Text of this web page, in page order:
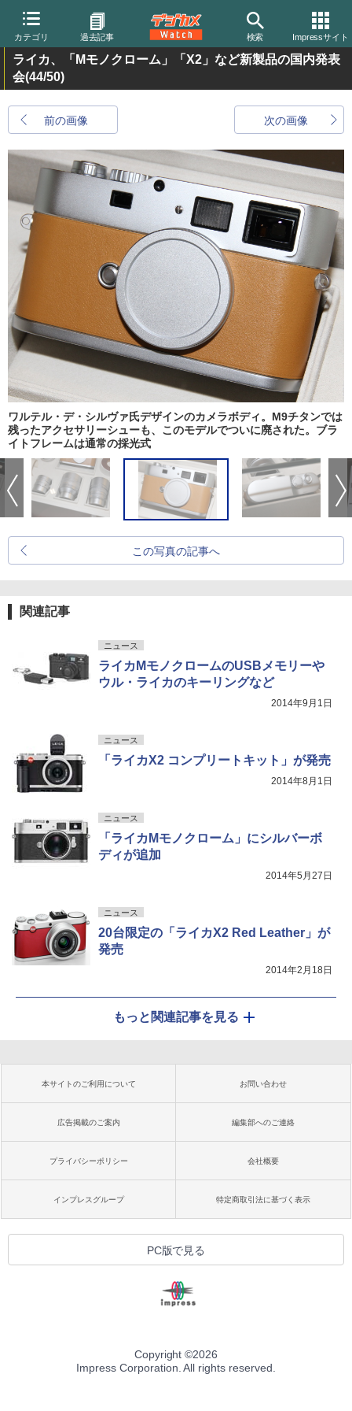
カテゴリ 過去記事 検索 Impressサイト
ライカ、「Mモノクローム」「X2」など新製品の国内発表
会(44/50)
前の画像 次の画像
ワルテル・デ・シルヴァ氏デザインのカメラボディ。M9チタンでは
残ったアクセサリーシューも、このモデルでついに廃された。ブラ
イトフレームは通常の採光式
この写真の記事へ
関連記事
ニュース
ライカMモノクロームのUSBメモリーや
ウル・ライカのキーリングなど
2014年9月1日
ニュース
「ライカX2 コンプリートキット」が発売
2014年8月1日
ニュース
「ライカMモノクローム」にシルバーボ
ディが追加
2014年5月27日
ニュース
20台限定の「ライカX2 Red Leather」が
発売
2014年2月18日
もっと関連記事を見る
本サイトのご利用について お問い合わせ
広告掲載のご案内 編集部へのご連絡
プライバシーポリシー 会社概要
インプレスグループ 特定商取引法に基づく表示
PC版で見る
Copyright ©2026
Impress Corporation. All rights reserved.